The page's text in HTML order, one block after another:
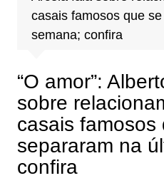
casais famosos que
semana; confira
“O amor”:
sobre
casais famosos
separaram na
confira